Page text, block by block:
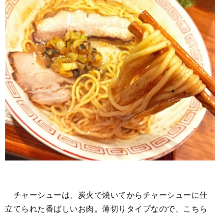
チャーシューは、炭火で焼いてからチャーシューに仕
立てられた香ばしいお肉。薄切りタイプなので、こちら